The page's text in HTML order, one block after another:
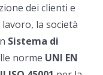
dei clienti e
la società
Sistema di
norme UNI EN